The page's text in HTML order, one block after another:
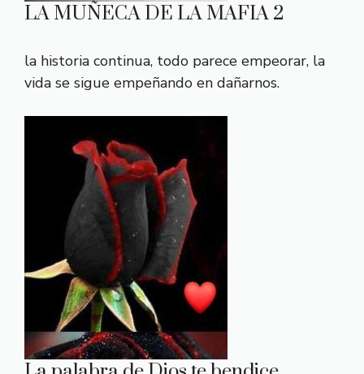
LA MUÑECA DE LA MAFIA 2
la historia continua, todo parece empeorar, la
vida se sigue empeñando en dañarnos.